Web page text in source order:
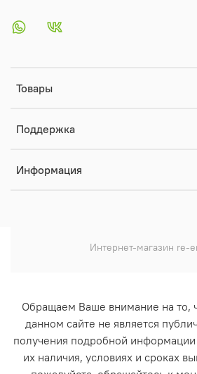
Товары
Поддержка
Информация
Интернет-магазин re-
Обращаем Ваше внимание на то,
данном сайте не является
получения подробной
их наличия, условиях и сроках